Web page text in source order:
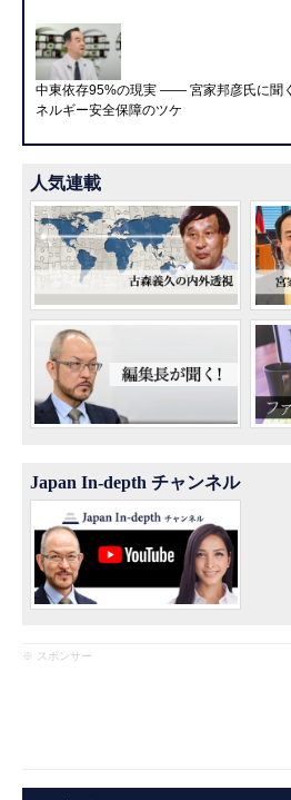
中東依存95%の現実 ―― 宮家邦彦氏に聞
ネルギー安全保障のツケ
人気連載
Japan In-depth チャンネル
※ スポンサー